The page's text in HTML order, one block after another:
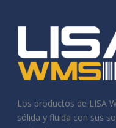
Los productos de LISA
sólida y fluida con sus